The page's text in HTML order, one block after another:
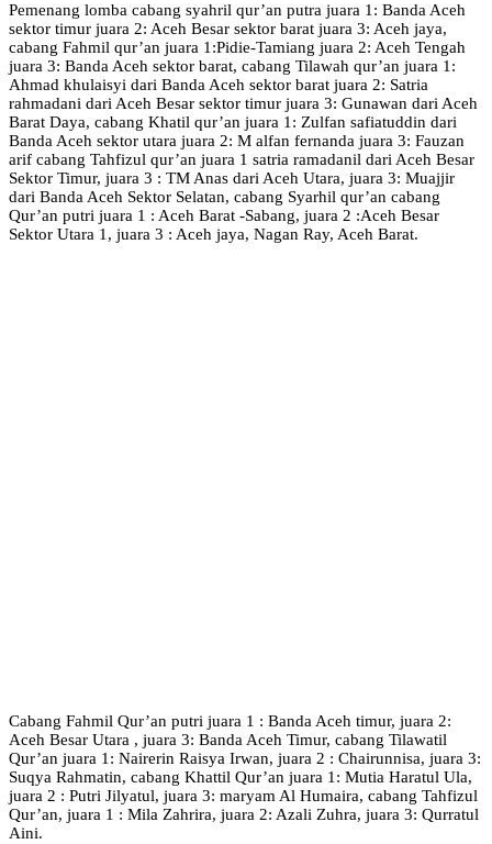
Pemenang lomba cabang syahril qur’an putra juara 1: Banda Aceh
sektor timur juara 2: Aceh Besar sektor barat juara 3: Aceh jaya,
cabang Fahmil qur’an juara 1:Pidie-Tamiang juara 2: Aceh Tengah
juara 3: Banda Aceh sektor barat, cabang Tilawah qur’an juara 1:
Ahmad khulaisyi dari Banda Aceh sektor barat juara 2: Satria
rahmadani dari Aceh Besar sektor timur juara 3: Gunawan dari Aceh
Barat Daya, cabang Khatil qur’an juara 1: Zulfan safiatuddin dari
Banda Aceh sektor utara juara 2: M alfan fernanda juara 3: Fauzan
arif cabang Tahfizul qur’an juara 1 satria ramadanil dari Aceh Besar
Sektor Timur, juara 3 : TM Anas dari Aceh Utara, juara 3: Muajjir
dari Banda Aceh Sektor Selatan, cabang Syarhil qur’an cabang
Qur’an putri juara 1 : Aceh Barat -Sabang, juara 2 :Aceh Besar
Sektor Utara 1, juara 3 : Aceh jaya, Nagan Ray, Aceh Barat.
Cabang Fahmil Qur’an putri juara 1 : Banda Aceh timur, juara 2:
Aceh Besar Utara , juara 3: Banda Aceh Timur, cabang Tilawatil
Qur’an juara 1: Nairerin Raisya Irwan, juara 2 : Chairunnisa, juara 3:
Suqya Rahmatin, cabang Khattil Qur’an juara 1: Mutia Haratul Ula,
juara 2 : Putri Jilyatul, juara 3: maryam Al Humaira, cabang Tahfizul
Qur’an, juara 1 : Mila Zahrira, juara 2: Azali Zuhra, juara 3: Qurratul
Aini.